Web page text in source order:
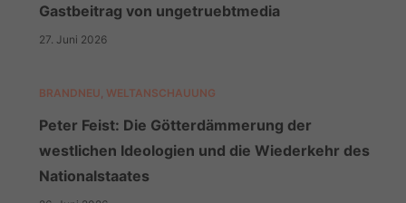
Gastbeitrag von ungetruebtmedia
27. Juni 2026
BRANDNEU WELTANSCHAUUNG
Peter Feist: Die Götterdämmerung der
westlichen Ideologien und die Wiederkehr des
Nationalstaates